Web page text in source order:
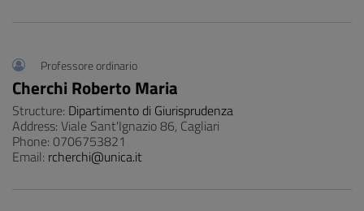
Professore ordinario
Cherchi Roberto Maria
Structure: Dipartimento di Giurisprudenza
Address: Viale Sant'Ignazio 86, Cagliari
Phone: 0706753821
Email: rcherchi@unica.it